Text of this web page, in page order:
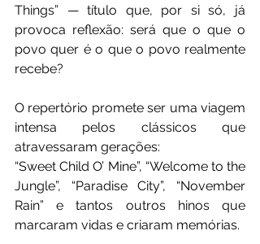
Things” — título que, por si só, já
provoca reflexão: será que o que o
povo quer é o que o povo realmente
recebe?
O repertório promete ser uma viagem
intensa pelos clássicos que
atravessaram gerações:
“Sweet Child O’ Mine”, “Welcome to the
Jungle”, “Paradise City”, “November
Rain” e tantos outros hinos que
marcaram vidas e criaram memórias.